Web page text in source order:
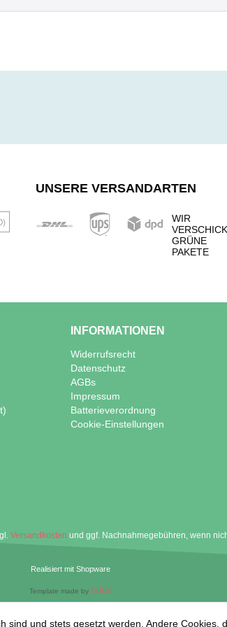
UNSERE VERSANDARTEN
WIR
GRÜNE
PAKETE
INFORMATIONEN
Widerrufsrecht
Datenschutz
AGBs
Impressum
Batterieverordnung
Cookie-Einstellungen
Versandkosten und ggf. Nachnahmegebühren, wenn
Realisiert mit Shopware
Template made by TAB10
sind und stets gesetzt werden. Andere Cookies,